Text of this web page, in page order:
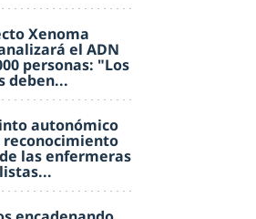
Xenoma
el ADN
personas: "Los
deben...
autonómico
las enfermeras